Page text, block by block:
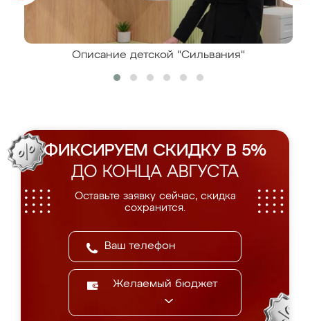
Описание детской "Сильвания"
ФИКСИРУЕМ СКИДКУ В 5%
ДО КОНЦА АВГУСТА
Оставьте заявку сейчас, скидка
сохранится.
Желаемый бюджет